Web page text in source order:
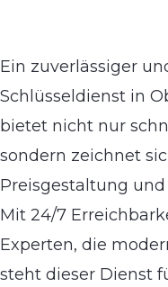
Ein zuverlässiger
Schlüsseldienst in
bietet nicht nur
sondern zeichnet
Preisgestaltung
Mit 24/7
Experten, die
steht dieser Dienst